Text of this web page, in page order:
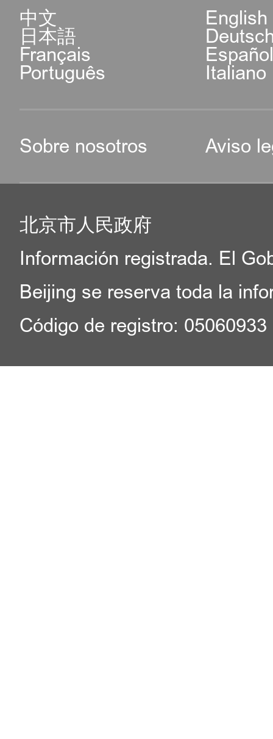
中文 English
日本語
Français
Português Italiano
Sobre nosotros Aviso
北京市人民政府
Información registrada. El
Beijing se reserva toda la
Código de registro: 05060933